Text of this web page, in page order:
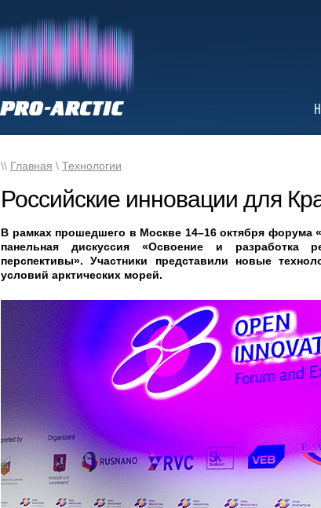
\\ Главная \ Технологии
Российские инновации для
В рамках прошедшего в Москве 14–16 октября форума
панельная дискуссия «Освоение и разработка
перспективы». Участники представили новые
условий арктических морей.